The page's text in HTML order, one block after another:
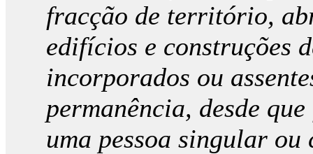
fracção de território,
edifícios e construções
incorporados ou
permanência, desde
uma pessoa singular